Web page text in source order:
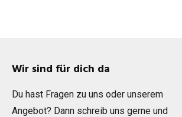
Wir sind für dich da
Du hast Fra­gen zu uns oder unse­rem
Ange­bot? Dann schreib uns gerne und